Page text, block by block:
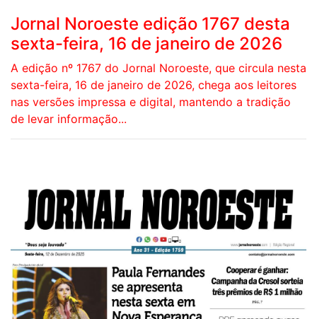
Jornal Noroeste edição 1767 desta
sexta-feira, 16 de janeiro de 2026
A edição nº 1767 do Jornal Noroeste, que circula nesta
sexta-feira, 16 de janeiro de 2026, chega aos leitores
nas versões impressa e digital, mantendo a tradição
de levar informação...